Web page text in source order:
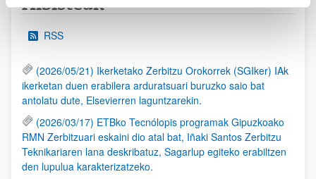
RSS
(2026/05/21) Ikerketako Zerbitzu Orokorrek (SGIker) IAk
ikerketan duen erabilera arduratsuari buruzko saio bat
antolatu dute, Elsevierren laguntzarekin.
(2026/03/17) ETBko Tecnólopis programak Gipuzkoako
RMN Zerbitzuari eskaini dio atal bat, Iñaki Santos Zerbitzu
Teknikariaren lana deskribatuz, Sagarlup egiteko erabiltzen
den lupulua karakterizatzeko.